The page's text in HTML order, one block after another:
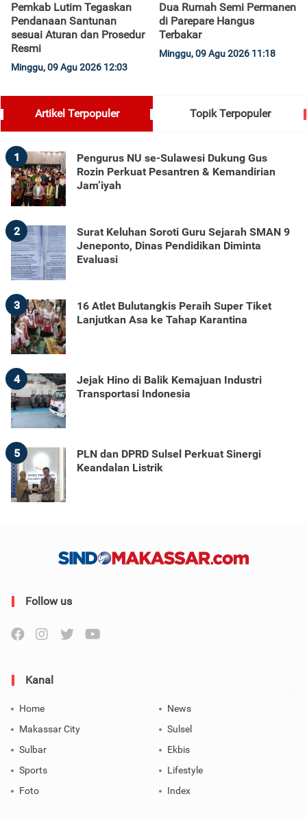
Pemkab Lutim Tegaskan
Pendanaan Santunan
sesuai Aturan dan Prosedur
Resmi
Minggu, 09 Agu 2026 12:03
Dua Rumah Semi Permanen
di Parepare Hangus
Terbakar
Minggu, 09 Agu 2026 11:18
Artikel Terpopuler Topik Terpopuler
1
Pengurus NU se-Sulawesi Dukung Gus
Rozin Perkuat Pesantren & Kemandirian
Jam’iyah
2
Surat Keluhan Soroti Guru Sejarah SMAN 9
Jeneponto, Dinas Pendidikan Diminta
Evaluasi
3
16 Atlet Bulutangkis Peraih Super Tiket
Lanjutkan Asa ke Tahap Karantina
4
Jejak Hino di Balik Kemajuan Industri
Transportasi Indonesia
5
PLN dan DPRD Sulsel Perkuat Sinergi
Keandalan Listrik
Follow us
Kanal
Home
News
Makassar City
Sulsel
Sulbar
Ekbis
Sports
Lifestyle
Foto
Index